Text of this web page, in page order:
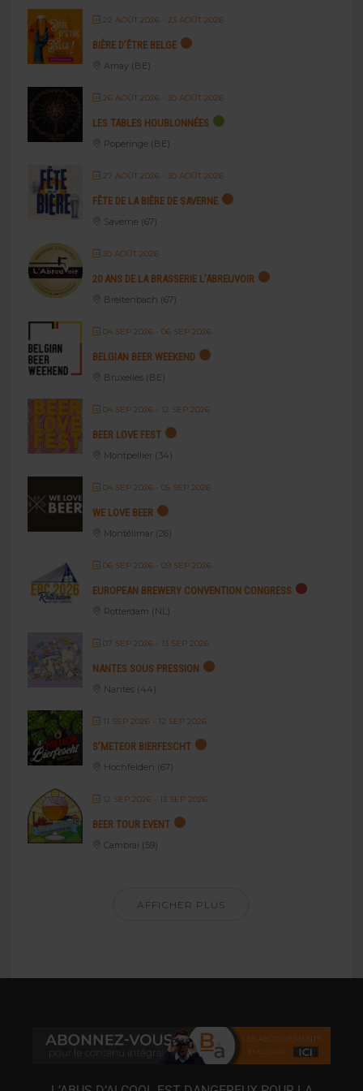
22 AOÛT 2026- 23 AOÛT 2026
BIÈRE D’ÊTRE BELGE
Amay (BE)
26 AOÛT 2026- 30 AOÛT 2026
LES TABLES HOUBLONNÉES
Poperinge (BE)
27 AOÛT 2026- 30 AOÛT 2026
FÊTE DE LA BIÈRE DE SAVERNE
Saverne (67)
30 AOÛT 2026
20 ANS DE LA BRASSERIE L’ABREUVOIR
Breitenbach (67)
04 SEP 2026- 06 SEP 2026
BELGIAN BEER WEEKEND
Bruxelles (BE)
04 SEP 2026- 12 SEP 2026
BEER LOVE FEST
Montpellier (34)
04 SEP 2026- 05 SEP 2026
WE LOVE BEER
Montélimar (26)
06 SEP 2026- 09 SEP 2026
EUROPEAN BREWERY CONVENTION CONGRESS
Rotterdam (NL)
07 SEP 2026- 13 SEP 2026
NANTES SOUS PRESSION
Nantes (44)
11 SEP 2026- 12 SEP 2026
S’METEOR BIERFESCHT
Hochfelden (67)
12 SEP 2026- 13 SEP 2026
BEER TOUR EVENT
Cambrai (59)
AFFICHER PLUS